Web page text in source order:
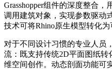
Grasshopper组件的深度整合
调用建筑对象，实现参数驱动
技术可将Rhino原生模型转化为
对于不同设计习惯的专业人员
流：既支持传统2D平面图纸
维空间创作。动态剖面功能可